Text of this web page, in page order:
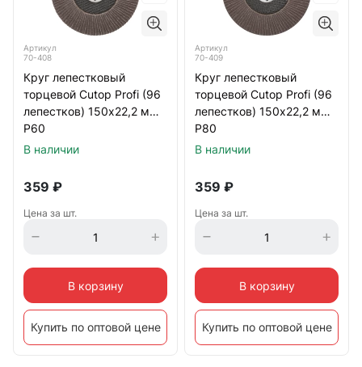
Артикул
70-408
Круг лепестковый
торцевой Cutop Profi (96
лепестков) 150х22,2 мм
Р60
В наличии
359 ₽
Цена за шт.
В корзину
Купить по оптовой цене
Артикул
70-409
Круг лепестковый
торцевой Cutop Profi (96
лепестков) 150х22,2 мм
Р80
В наличии
359 ₽
Цена за шт.
В корзину
Купить по оптовой цене